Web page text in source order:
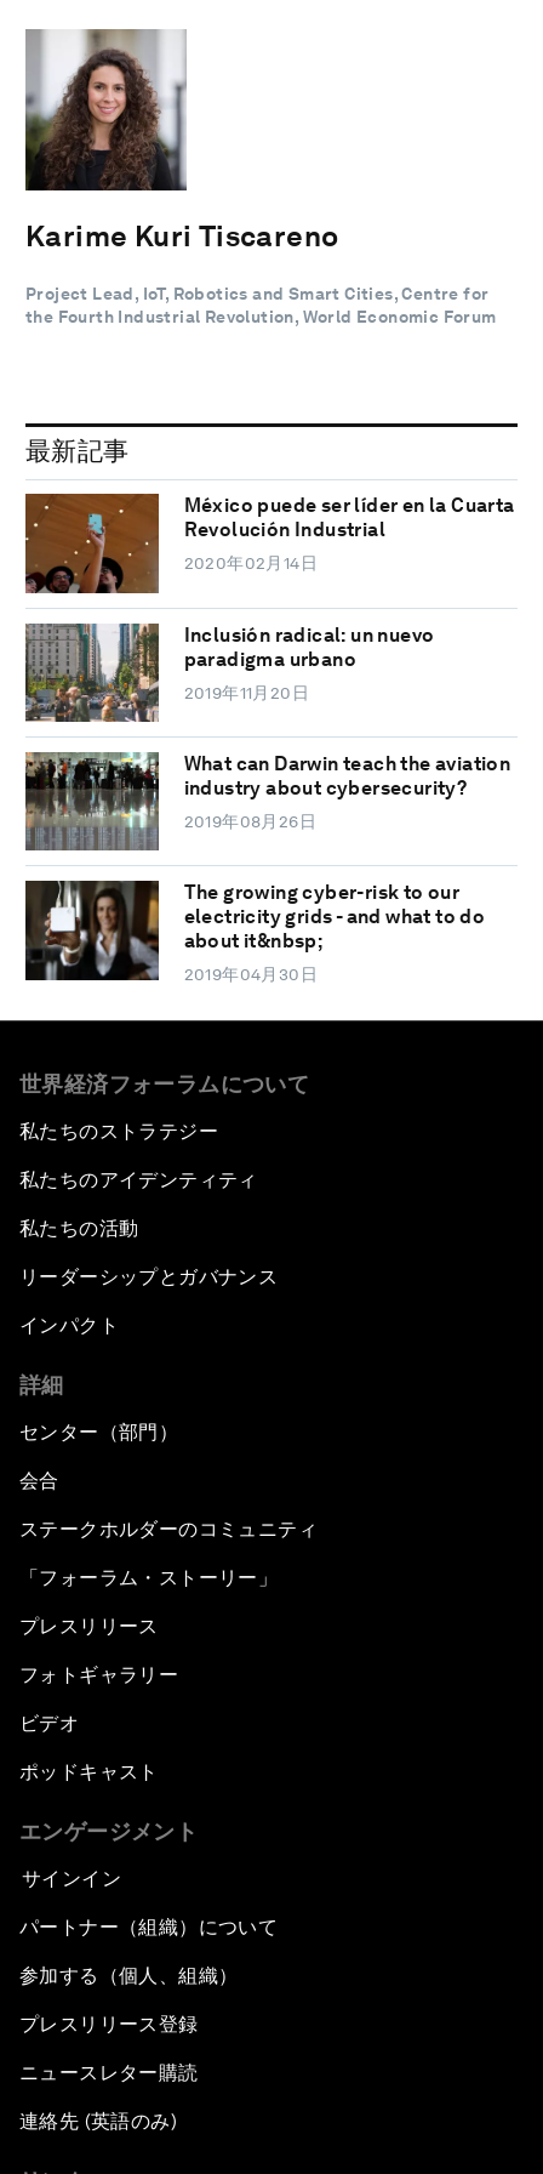
Karime Kuri Tiscareno
Project Lead, IoT, Robotics and Smart Cities, Centre for
the Fourth Industrial Revolution, World Economic Forum
最新記事
México puede ser líder en la Cuarta
Revolución Industrial
2020年02月14日
Inclusión radical: un nuevo
paradigma urbano
2019年11月20日
What can Darwin teach the aviation
industry about cybersecurity?
2019年08月26日
The growing cyber-risk to our
electricity grids - and what to do
about it&nbsp;
2019年04月30日
世界経済フォーラムについて
私たちのストラテジー
私たちのアイデンティティ
私たちの活動
リーダーシップとガバナンス
インパクト
詳細
センター（部門）
会合
ステークホルダーのコミュニティ
「フォーラム・ストーリー」
プレスリリース
フォトギャラリー
ビデオ
ポッドキャスト
エンゲージメント
サインイン
パートナー（組織）について
参加する（個人、組織）
プレスリリース登録
ニュースレター購読
連絡先 (英語のみ)